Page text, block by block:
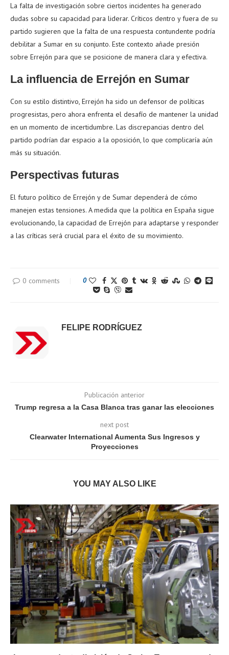
La falta de investigación sobre ciertos incidentes ha generado
dudas sobre su capacidad para liderar. Críticos dentro y fuera de su
partido sugieren que la falta de una respuesta contundente podría
debilitar a Sumar en su conjunto. Este contexto añade presión
sobre Errejón para que se posicione de manera clara y efectiva.
La influencia de Errejón en Sumar
Con su estilo distintivo, Errejón ha sido un defensor de políticas
progresistas, pero ahora enfrenta el desafío de mantener la unidad
en un momento de incertidumbre. Las discrepancias dentro del
partido podrían dar espacio a la oposición, lo que complicaría aún
más su situación.
Perspectivas futuras
El futuro político de Errejón y de Sumar dependerá de cómo
manejen estas tensiones. A medida que la política en España sigue
evolucionando, la capacidad de Errejón para adaptarse y responder
a las críticas será crucial para el éxito de su movimiento.
0 comments 0
FELIPE RODRÍGUEZ
Publicación anterior
Trump regresa a la Casa Blanca tras ganar las elecciones
next post
Clearwater International Aumenta Sus Ingresos y
Proyecciones
YOU MAY ALSO LIKE